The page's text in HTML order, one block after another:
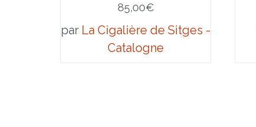
85,00€
par La Cigalière de Sitges -
Catalogne